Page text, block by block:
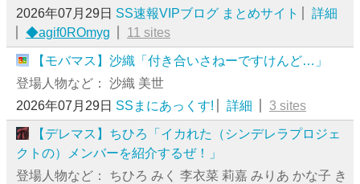
2026年07月29日 SS速報VIPブログ まとめサイト
詳細
◆agif0ROmyg
11 sites
【モバマス】沙織「付き合いさねーですけんど…」
登場人物など： 沙織 美世
2026年07月29日 SSまにあっくす! 詳細 3 sites
【デレマス】ちひろ「イカれた（シンデレラプロジェ
クトの）メンバーを紹介するぜ！」
登場人物など： ちひろ みく 李衣菜 莉嘉 みりあ かな子 き